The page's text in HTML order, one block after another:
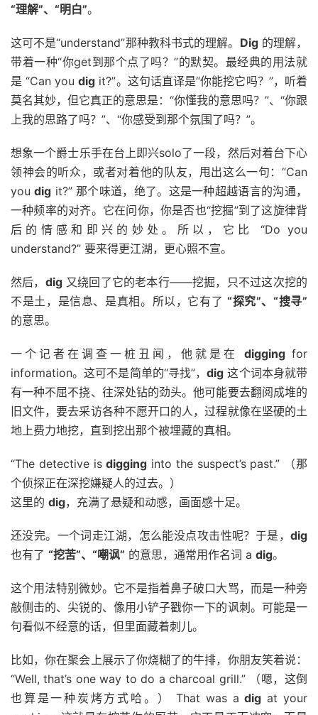
“理解”、“明白”。
这可不是“understand”那种教科书式的理解。 Dig的理解，
带着一种“你get到那个点了吗？”的默契。最经典的用法就
是 “Can youdig it?”。这句话直译是“你能挖它吗？”，听着
莫名其妙，但它真正的意思是：“你懂我的意思吗？”、“你跟
上我的思路了吗？”、“你感受到那个氛围了吗？”。
想象一个爵士乐手在台上即兴solo了一段，然后对着台下心
领神会的听众，或者对着他的队友，甩出这么一句：“Can
youdig it?” 那个味道，绝了。这是一种超越语言的沟通，
一种频率的对齐。它在问你，你是否也“挖掘”到了这旋律背
后的情感和即兴的妙处。所以，它比 “Do you
understand?” 要来得更江湖，更心照不宣。
然后， dig又绕回了它的老本行——挖掘，只不过这次挖的
不是土，是信息、是真相。所以，它有了 “探究”、“搜寻”
的意思。
一个记者在调查一桩丑闻，他就是在 digging for
information。这可不是简单的“寻找”，dig 这个词本身就带
有一种不屈不挠、往深处钻的劲头。他可能要去翻阅成堆的
旧文件，要去采访各种不愿开口的人，过程就像在坚硬的土
地上费力地挖，直到挖出那个被埋藏的真相。
“The detective isdigging into the suspect’s past.” （那
个侦探正在深挖嫌疑人的过去。）
这里的 dig，充满了悬疑和动感，画面感十足。
还没完。一个词走江湖，怎么能没点攻击性呢？于是， dig
也有了 “挖苦”、“嘲讽” 的意思，通常用作名词 a dig。
这个用法特别微妙。它不是指着鼻子破口大骂，而是一种旁
敲侧击的、尖锐的、像用小铲子戳你一下的讽刺。可能是一
句看似不经意的话，但里面藏着刺儿。
比如，你在聚会上展示了你烧糊了的牛排，你朋友笑着说：
“Well, that’s one way to do a charcoal grill.” （嗯，这倒
也算是一种炭烤方式哈。） That was adig at your